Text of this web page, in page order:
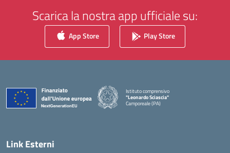
Scarica la nostra app ufficiale su:
App Store Play Store
Istituto comprensivo
"Leonardo Sciascia"
Camporeale (PA)
— Visita la pagina iniziale della scuola
Link Esterni